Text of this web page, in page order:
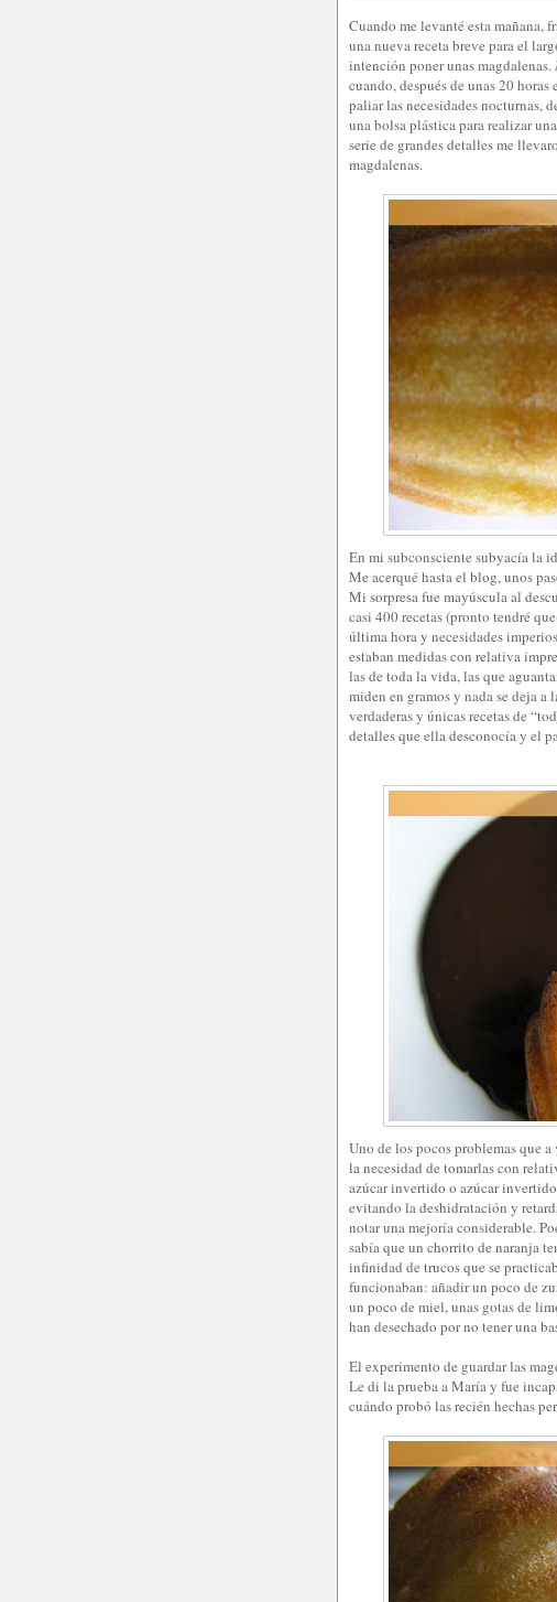
Cuando me levanté esta mañana,
una nueva receta breve para el
intención poner unas magdalenas.
cuando, después de unas 20
paliar las necesidades nocturnas,
una bolsa plástica para realizar
serie de grandes detalles me
magdalenas.
En mi subconsciente subyacía la
Me acerqué hasta el blog, unos
Mi sorpresa fue mayúscula al
casi 400 recetas (pronto tendré
última hora y necesidades
estaban medidas con relativa
las de toda la vida, las que
miden en gramos y nada se deja
verdaderas y únicas recetas de
detalles que ella desconocía y el
Uno de los pocos problemas que a
la necesidad de tomarlas con
azúcar invertido o azúcar
evitando la deshidratación y
notar una mejoría considerable.
sabía que un chorrito de naranja
infinidad de trucos que se
funcionaban: añadir un poco de
un poco de miel, unas gotas de
han desechado por no tener una
El experimento de guardar las
Le di la prueba a María y fue
cuándo probó las recién hechas